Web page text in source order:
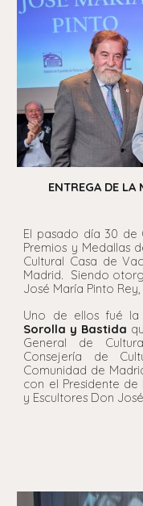
ENTREGA DE LA
El pasado día 30
Premios y Medallas
Cultural Casa de
Madrid. Siendo
José María Pinto Rey,
Uno de ellos fué la
Sorolla y Bastida
General de
Consejería de
Comunidad de
con el Presidente de
y Escultores Don